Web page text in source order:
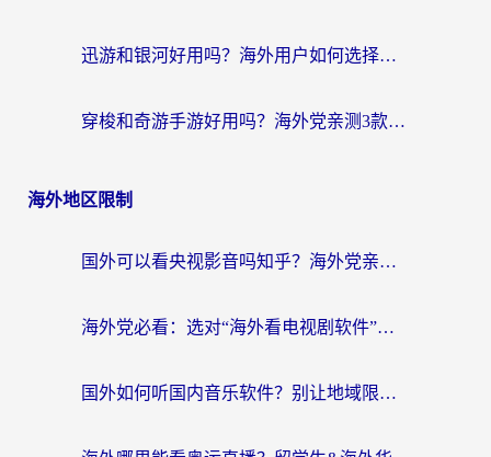
迅游和银河好用吗？海外用户如何选择回国加速器实现无缝访问国内资源
穿梭和奇游手游好用吗？海外党亲测3款回国加速器，附蜜蜂加速器七天试用攻略
海外地区限制
国外可以看央视影音吗知乎？海外党亲测有效的回国加速方案
海外党必看：选对“海外看电视剧软件”，再也不用愁国内剧刷不了
国外如何听国内音乐软件？别让地域限制，断了你的中文歌单